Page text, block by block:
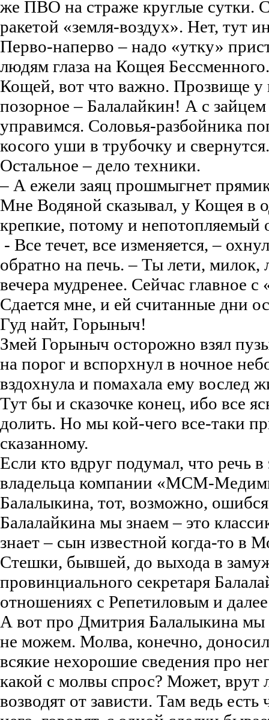
же ПВО на страже круглые сутки.
ракетой «земля-воздух». Нет, тут
Перво-наперво – надо «утку»
людям глаза на Кощея
Кощей, вот что важно. Прозвище у
позорное – Балалайкин! А с
управимся. Соловья-разбойника
косого уши в трубочку и
Остальное – дело техники.
– А ежели заяц прошмыгнет
Мне Водяной сказывал, у Кощея в
крепкие, потому и непотопляемый
- Все течет, все изменяется, –
обратно на печь. – Ты лети, милок,
вечера мудренее. Сейчас главное с
Сдается мне, и ей считанные дни
Гуд найт, Горыныч!
Змей Горыныч осторожно взял
на порог и вспорхнул в ночное
вздохнула и помахала ему вослед
Тут бы и сказочке конец, ибо все
долить. Но мы кой-чего все-таки
сказанному.
Если кто вдруг подумал, что речь в
владельца компании «МСМ-
Балалыкина, тот, возможно,
Балалайкина мы знаем – это
знает – сын известной когда-то в
Стешки, бывшей, до выхода в
провинциального секретаря
отношениях с Репетиловым и
А вот про Дмитрия Балалыкина мы
не можем. Молва, конечно,
всякие нехорошие сведения про
какой с молвы спрос? Может, врут
возводят от зависти. Там ведь